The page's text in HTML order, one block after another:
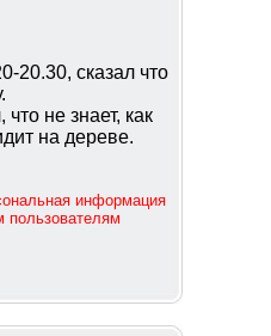
20.30, сказал что
не знает, как
на дереве.
информация
пользователям